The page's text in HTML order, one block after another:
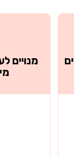
פוסטים
מנויים